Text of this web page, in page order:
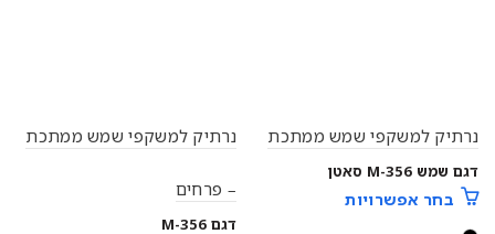
נרתיק למשקפי שמש ממתכת
דגם שמש M-356 סאטן
בחר אפשרויות
נרתיק למשקפי שמש ממתכת
– פרחים
דגם M-356